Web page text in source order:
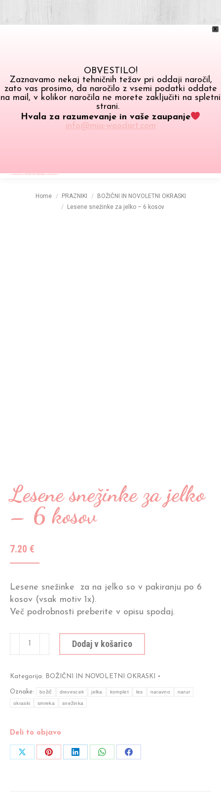
X
OBVESTILO!
Zaznavamo nekaj tehničnih težav pri oddaji naročil,
zato vas prosimo, da naročilo z vsemi podatki oddate
na mail, v kolikor naročila ne morete zaključiti na spletni
strani.
Hvala za razumevanje in vaše zaupanje
info@mia-woodart.com
You are here:
Home PRAZNIKI
BOŽIČNI IN NOVOLETNI OKRASKI
Lesene snežinke za jelko – 6 kosov
Lesene snežinke za jelko
– 6 kosov
7.20 €
Lesene snežinke za na jelko so v pakiranju po 6
kosov (vsak motiv 1x).
Več podrobnosti preberite v opisu spodaj.
Lesene
jelko
-
6
Dodaj v košarico
Kategorija: BOŽIČNI IN NOVOLETNI OKRASKI
Oznake: božič drevescek jelka komplet les naravno narur
okraski smreka snežinka
Deli to objavo
Share
Share
Share
Share
Share